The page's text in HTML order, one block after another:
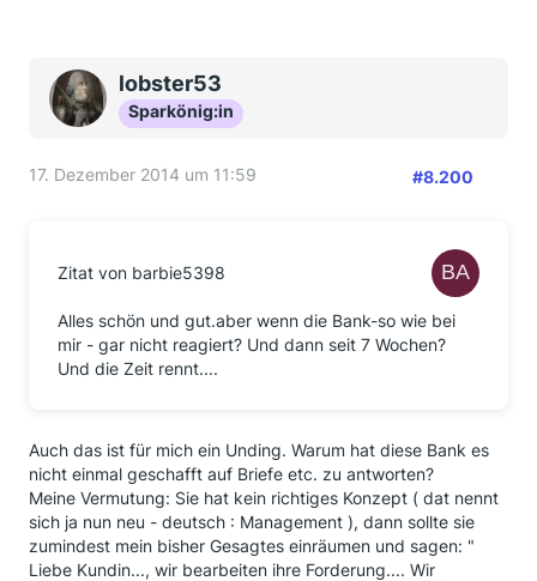
lobster53
Sparkönig:in
17. Dezember 2014 um 11:59 #8.200
Zitat von barbie5398
Alles schön und gut.aber wenn die Bank-so wie bei
mir - gar nicht reagiert? Und dann seit 7 Wochen?
Und die Zeit rennt....
Auch das ist für mich ein Unding. Warum hat diese Bank es
nicht einmal geschafft auf Briefe etc. zu antworten?
Meine Vermutung: Sie hat kein richtiges Konzept ( dat nennt
sich ja nun neu - deutsch : Management ), dann sollte sie
zumindest mein bisher Gesagtes einräumen und sagen: "
Liebe Kundin..., wir bearbeiten ihre Forderung.... Wir